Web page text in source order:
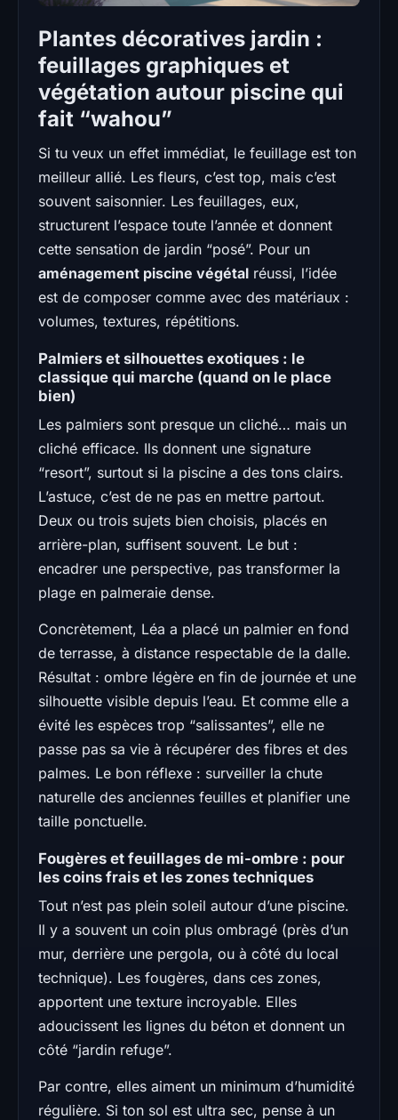
Plantes décoratives jardin :
feuillages graphiques et
végétation autour piscine qui
fait “wahou”
Si tu veux un effet immédiat, le feuillage est ton
meilleur allié. Les fleurs, c’est top, mais c’est
souvent saisonnier. Les feuillages, eux,
structurent l’espace toute l’année et donnent
cette sensation de jardin “posé”. Pour un
aménagement piscine végétal réussi, l’idée
est de composer comme avec des matériaux :
volumes, textures, répétitions.
Palmiers et silhouettes exotiques : le
classique qui marche (quand on le place
bien)
Les palmiers sont presque un cliché… mais un
cliché efficace. Ils donnent une signature
“resort”, surtout si la piscine a des tons clairs.
L’astuce, c’est de ne pas en mettre partout.
Deux ou trois sujets bien choisis, placés en
arrière-plan, suffisent souvent. Le but :
encadrer une perspective, pas transformer la
plage en palmeraie dense.
Concrètement, Léa a placé un palmier en fond
de terrasse, à distance respectable de la dalle.
Résultat : ombre légère en fin de journée et une
silhouette visible depuis l’eau. Et comme elle a
évité les espèces trop “salissantes”, elle ne
passe pas sa vie à récupérer des fibres et des
palmes. Le bon réflexe : surveiller la chute
naturelle des anciennes feuilles et planifier une
taille ponctuelle.
Fougères et feuillages de mi-ombre : pour
les coins frais et les zones techniques
Tout n’est pas plein soleil autour d’une piscine.
Il y a souvent un coin plus ombragé (près d’un
mur, derrière une pergola, ou à côté du local
technique). Les fougères, dans ces zones,
apportent une texture incroyable. Elles
adoucissent les lignes du béton et donnent un
côté “jardin refuge”.
Par contre, elles aiment un minimum d’humidité
régulière. Si ton sol est ultra sec, pense à un